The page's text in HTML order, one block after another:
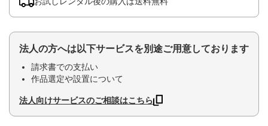
法人の方へは以下サービスを別途ご用意しております
請求書での支払い
作品選定や設置について
法人向けサービスのご相談はこちら